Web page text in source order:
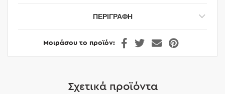
ΠΕΡΙΓΡΑΦΉ
Μοιράσου το προϊόν
Σχετικά προϊόντα